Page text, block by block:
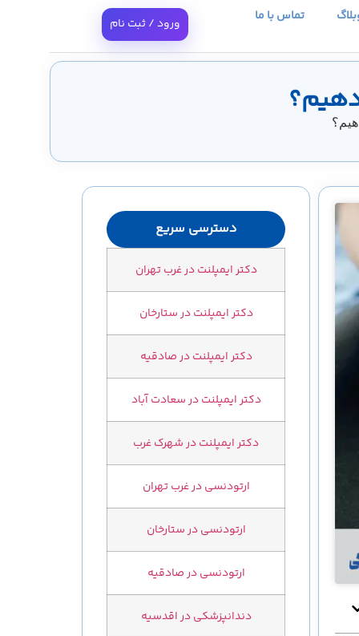
تماس با ما ورود / ثبت نام
دسترسی سریع
دکتر ایمپلنت در غرب تهران
دکتر ایمپلنت در ستارخان
دکتر ایمپلنت در صادقیه
دکتر ایمپلنت در سعادت آباد
دکتر ایمپلنت در شهرک غرب
ارتودنسی در غرب تهران
ارتودنسی در ستارخان
ارتودنسی در صادقیه
دندانپزشکی در اقدسیه